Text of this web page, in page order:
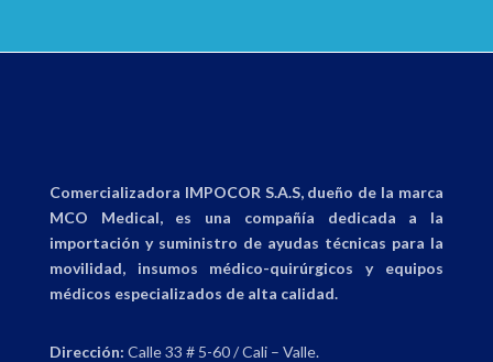
Comercializadora IMPOCOR S.A.S, dueño de la marca
MCO Medical, es una compañía dedicada a la
importación y suministro de ayudas técnicas para la
movilidad, insumos médico-quirúrgicos y equipos
médicos especializados de alta calidad.
Dirección: Calle 33 # 5-60 / Cali – Valle.